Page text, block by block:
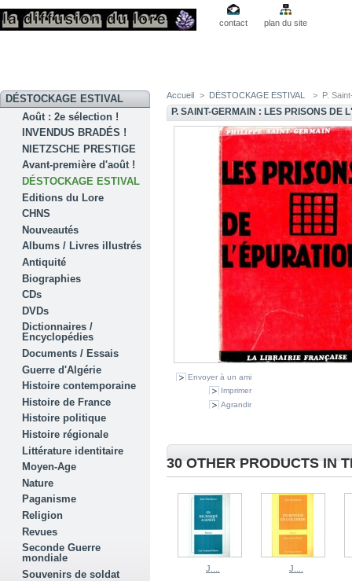
contact plan du site
DÉSTOCKAGE ESTIVAL
Août : 2e sélection !
INVENDUS BRADÉS !
NIETZSCHE PRESTIGE
Avant-première d'août !
DÉSTOCKAGE ESTIVAL
Editions du Lore
CHNS
Nouveautés
Albums / Livres illustrés
Antiquité
Biographies
CDs
DVDs
Dictionnaires /
Encyclopédies
Documents / Essais
Guerre d'Algérie
Histoire contemporaine
Histoire de France
Histoire politique
Histoire régionale
Littérature identitaire
Moyen-Age
Nature
Paganisme
Religion
Revues
Seconde Guerre
mondiale
Souvenirs de soldat
Accueil > DÉSTOCKAGE ESTIVAL > P.
P. SAINT-GERMAIN : LES PRISONS DE
Envoyer à un ami
Imprimer
Agrandir
30 OTHER PRODUCTS IN
J.... J....